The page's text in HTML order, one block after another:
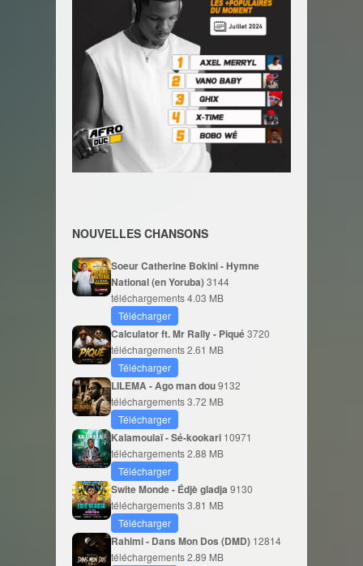
NOUVELLES CHANSONS
Soeur Catherine Bokini - Hymne
National (en Yoruba)3144
téléchargements4.03 MB
Télécharger
Calculator ft. Mr Rally - Piqué3720
téléchargements2.61 MB
Télécharger
LILEMA - Ago man dou9132
téléchargements3.72 MB
Télécharger
Kalamoulaï - Sé-kookari 10971
téléchargements2.88 MB
Télécharger
Swite Monde - Édjè gladja 9130
téléchargements3.81 MB
Télécharger
Rahimi - Dans Mon Dos (DMD) 12814
téléchargements2.89 MB